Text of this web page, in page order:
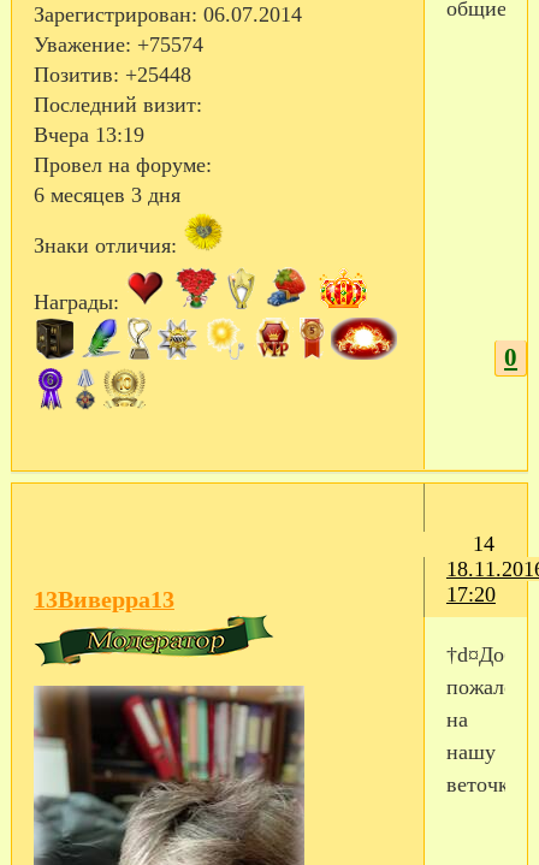
Зарегистрирован: 06.07.2014
Уважение: +75574
Позитив: +25448
Последний визит:
Вчера 13:19
Провел на форуме:
6 месяцев 3 дня
Знаки отличия:
Награды:
общие.)))
0
14
17:20
13Виверра13
†d¤Добро
на
нашу
веточку!